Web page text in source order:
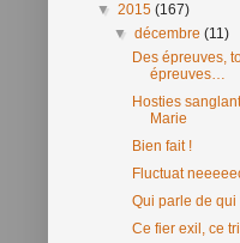
▼ 2015 (167)
▼décembre(11)
Des épreuves,
épreuves…
Hosties
Marie
Bien fait !
Fluctuat
Qui parle de qui
Ce fier exil, ce